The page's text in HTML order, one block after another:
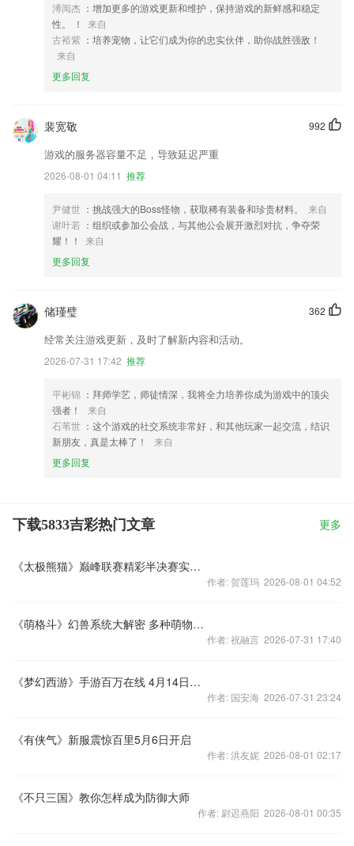
溥阅杰 ：增加更多的游戏更新和维护，保持游戏的新鲜感和稳定
性。 ！
来自
古裕紫 ：培养宠物，让它们成为你的忠实伙伴，助你战胜强敌！
来自
更多回复
992
裴宽敬
游戏的服务器容量不足，导致延迟严重
2026-08-01 04:11 推荐
尹健世 ：挑战强大的Boss怪物，获取稀有装备和珍贵材料。
来自
谢叶若 ：组织或参加公会战，与其他公会展开激烈对抗，争夺荣
耀！！
来自
更多回复
362
储瑾璧
经常关注游戏更新，及时了解新内容和活动。
2026-07-31 17:42 推荐
平彬锦 ：拜师学艺，师徒情深，我将全力培养你成为游戏中的顶尖
强者！
来自
石苇世 ：这个游戏的社交系统非常好，和其他玩家一起交流，结识
新朋友，真是太棒了！
来自
更多回复
下载5833吉彩热门文章 更多
《太极熊猫》巅峰联赛精彩半决赛实录视频
作者: 贺莲玛 2026-08-01 04:52
《萌格斗》幻兽系统大解密 多种萌物齐培养
作者: 祝融言 2026-07-31 17:40
《梦幻西游》手游百万在线 4月14日开服公告
作者: 国安海 2026-07-31 23:24
《有侠气》新服震惊百里5月6日开启
作者: 洪友妮 2026-08-01 02:17
《不只三国》教你怎样成为防御大师
作者: 尉迟燕阳 2026-08-01 00:35